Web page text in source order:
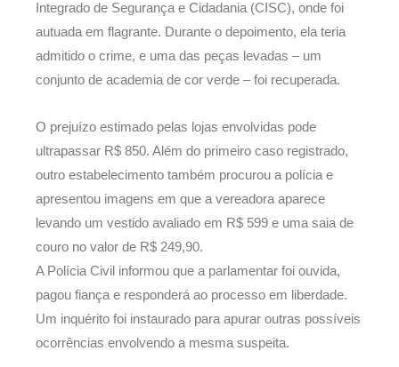
Integrado de Segurança e Cidadania (CISC), onde foi
autuada em flagrante. Durante o depoimento, ela teria
admitido o crime, e uma das peças levadas – um
conjunto de academia de cor verde – foi recuperada.
O prejuízo estimado pelas lojas envolvidas pode
ultrapassar R$ 850. Além do primeiro caso registrado,
outro estabelecimento também procurou a polícia e
apresentou imagens em que a vereadora aparece
levando um vestido avaliado em R$ 599 e uma saia de
couro no valor de R$ 249,90.
A Polícia Civil informou que a parlamentar foi ouvida,
pagou fiança e responderá ao processo em liberdade.
Um inquérito foi instaurado para apurar outras possíveis
ocorrências envolvendo a mesma suspeita.